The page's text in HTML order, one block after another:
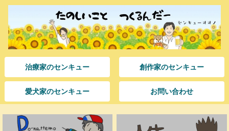
治療家のセンキュー 創作家のセンキュー
愛犬家のセンキュー お問い合わせ